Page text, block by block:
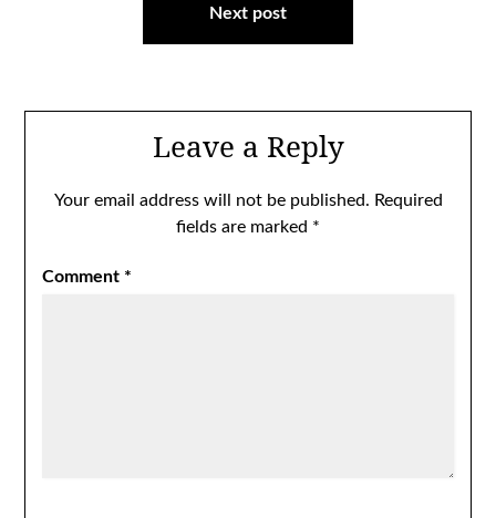
Next post
Leave a Reply
Your email address will not be published. Required
fields are marked *
Comment *